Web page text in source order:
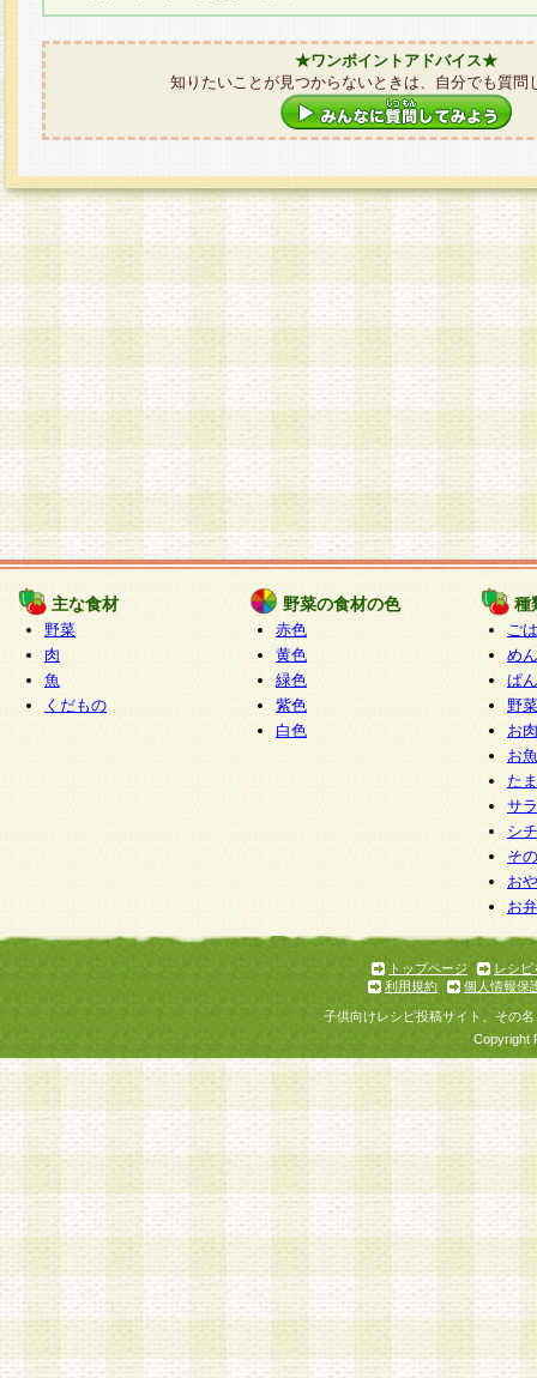
★ワンポイントアドバイス★
知りたいことが見つからないときは、自分でも質問
主な食材
野菜
肉
魚
くだもの
野菜の食材の色
赤色
黄色
緑色
紫色
白色
種
ご
めん
ぱん
野
お
お
た
サ
シ
そ
お
お
トップページ
レシピ
利用規約
個人情報保
子供向けレシピ投稿サイト、その
Copyright